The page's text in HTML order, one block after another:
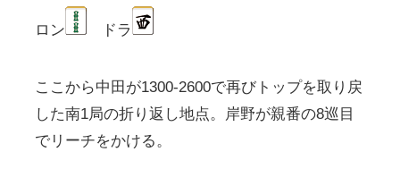
ロン ドラ
ここから中田が1300-2600で再びトップを取り戻
した南1局の折り返し地点。岸野が親番の8巡目
でリーチをかける。